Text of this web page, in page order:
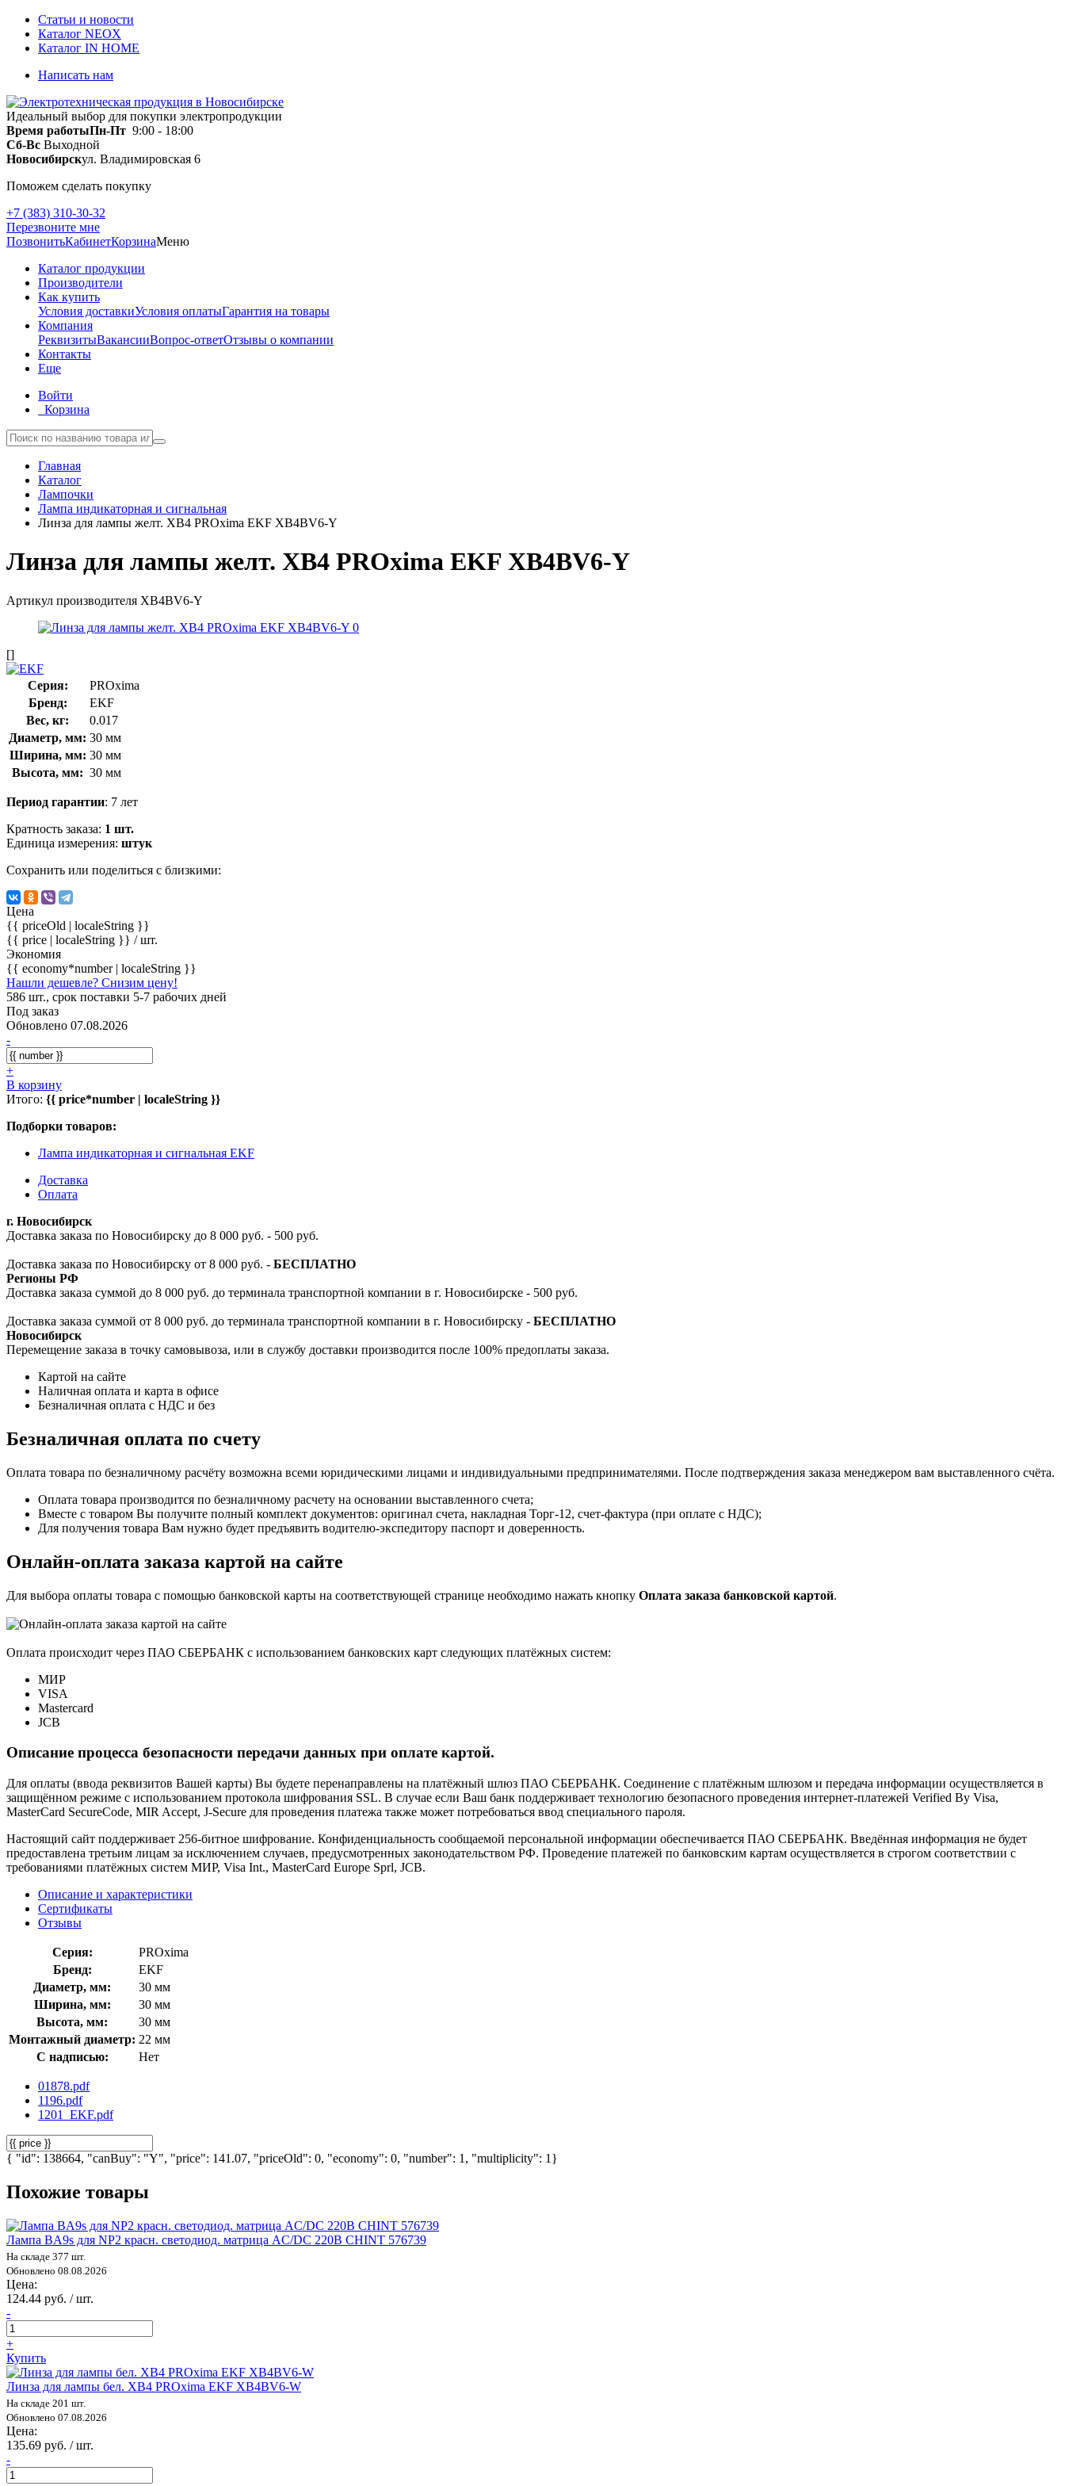
Статьи и новости
Каталог NEOX
Каталог IN HOME
Написать нам
Идеальный выбор для покупки электропродукции
Время работыПн-Пт 9:00 - 18:00
Сб-Вс Выходной
Новосибирскул. Владимировская 6
Поможем сделать покупку
+7 (383) 310-30-32
Перезвоните мне
ПозвонитьКабинетКорзинаМеню
Каталог продукции
Производители
Как купить
Условия доставкиУсловия оплатыГарантия на товары
Компания
РеквизитыВакансииВопрос-ответОтзывы о компании
Контакты
Еще
Войти
Корзина
Главная
Каталог
Лампочки
Лампа индикаторная и сигнальная
Линза для лампы желт. XB4 PROxima EKF XB4BV6-Y
Линза для лампы желт. XB4 PROxima EKF XB4BV6-Y
Артикул производителя XB4BV6-Y
[]
Серия:
PROxima
Бренд:
EKF
Вес, кг:
0.017
Диаметр, мм: 30 мм
Ширина, мм: 30 мм
Высота, мм: 30 мм
Период гарантии: 7 лет
Кратность заказа: 1 шт.
Единица измерения: штук
Сохранить или поделиться с близкими:
Цена
{{ priceOld | localeString }}
{{ price | localeString }} / шт.
Экономия
{{ economy*number | localeString }}
Нашли дешевле? Снизим цену!
586 шт., срок поставки 5-7 рабочих дней
Под заказ
Обновлено 07.08.2026
-
+
В корзину
Итого: {{ price*number | localeString }}
Подборки товаров:
Лампа индикаторная и сигнальная EKF
Доставка
Оплата
г. Новосибирск
Доставка заказа по Новосибирску до 8 000 руб. - 500 руб.
Доставка заказа по Новосибирску от 8 000 руб. - БЕСПЛАТНО
Регионы РФ
Доставка заказа суммой до 8 000 руб. до терминала транспортной компании в г. Новосибирске - 500 руб.
Доставка заказа суммой от 8 000 руб. до терминала транспортной компании в г. Новосибирску - БЕСПЛАТНО
Новосибирск
Перемещение заказа в точку самовывоза, или в службу доставки производится после 100% предоплаты заказа.
Картой на сайте
Наличная оплата и карта в офисе
Безналичная оплата с НДС и без
Безналичная оплата по счету
Оплата товара по безналичному расчёту возможна всеми юридическими лицами и индивидуальными предпринимателями. После подтверждения заказа менеджером вам выставленного счёта.
Оплата товара производится по безналичному расчету на основании выставленного счета;
Вместе с товаром Вы получите полный комплект документов: оригинал счета, накладная Торг-12, счет-фактура (при оплате с НДС);
Для получения товара Вам нужно будет предъявить водителю-экспедитору паспорт и доверенность.
Онлайн-оплата заказа картой на сайте
Для выбора оплаты товара с помощью банковской карты на соответствующей странице необходимо нажать кнопку Оплата заказа банковской картой.
Оплата происходит через ПАО СБЕРБАНК с использованием банковских карт следующих платёжных систем:
МИР
VISA
Mastercard
JCB
Описание процесса безопасности передачи данных при оплате картой.
Для оплаты (ввода реквизитов Вашей карты) Вы будете перенаправлены на платёжный шлюз ПАО СБЕРБАНК. Соединение с платёжным шлюзом и передача информации осуществляется в
защищённом режиме с использованием протокола шифрования SSL. В случае если Ваш банк поддерживает технологию безопасного проведения интернет-платежей Verified By Visa,
MasterCard SecureCode, MIR Accept, J-Secure для проведения платежа также может потребоваться ввод специального пароля.
Настоящий сайт поддерживает 256-битное шифрование. Конфиденциальность сообщаемой персональной информации обеспечивается ПАО СБЕРБАНК. Введённая информация не будет
предоставлена третьим лицам за исключением случаев, предусмотренных законодательством РФ. Проведение платежей по банковским картам осуществляется в строгом соответствии с
требованиями платёжных систем МИР, Visa Int., MasterCard Europe Sprl, JCB.
Описание и характеристики
Сертификаты
Отзывы
Серия:
PROxima
Бренд:
EKF
Диаметр, мм:
30 мм
Ширина, мм:
30 мм
Высота, мм:
30 мм
Монтажный диаметр: 22 мм
С надписью:
Нет
01878.pdf
1196.pdf
1201_EKF.pdf
{ "id": 138664, "canBuy": "Y", "price": 141.07, "priceOld": 0, "economy": 0, "number": 1, "multiplicity": 1}
Похожие товары
Лампа BA9s для NP2 красн. светодиод. матрица AC/DC 220В CHINT 576739
На складе 377 шт.
Обновлено 08.08.2026
Цена:
124.44 руб. / шт.
-
+
Купить
Линза для лампы бел. XB4 PROxima EKF XB4BV6-W
На складе 201 шт.
Обновлено 07.08.2026
Цена:
135.69 руб. / шт.
-